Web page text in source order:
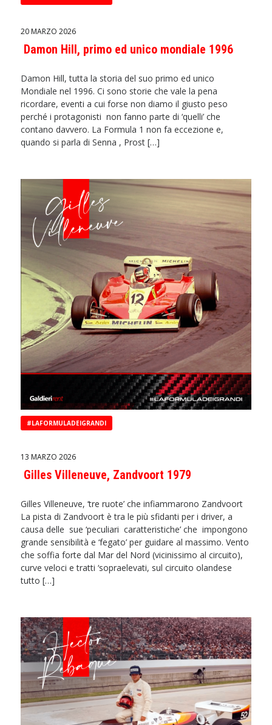
20 MARZO 2026
Damon Hill, primo ed unico mondiale 1996
Damon Hill, tutta la storia del suo primo ed unico
Mondiale nel 1996. Ci sono storie che vale la pena
ricordare, eventi a cui forse non diamo il giusto peso
perché i protagonisti non fanno parte di ‘quelli’ che
contano davvero. La Formula 1 non fa eccezione e,
quando si parla di Senna , Prost […]
#LAFORMULADEIGRANDI
13 MARZO 2026
Gilles Villeneuve, Zandvoort 1979
Gilles Villeneuve, ‘tre ruote’ che infiammarono Zandvoort
La pista di Zandvoort è tra le più sfidanti per i driver, a
causa delle sue ‘peculiari caratteristiche’ che impongono
grande sensibilità e ‘fegato’ per guidare al massimo. Vento
che soffia forte dal Mar del Nord (vicinissimo al circuito),
curve veloci e tratti ‘sopraelevati, sul circuito olandese
tutto […]